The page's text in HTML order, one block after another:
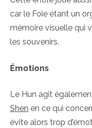
car le Foie étant un
mémoire visuelle qui
les souvenirs.
Émotions
Le Hun agit
Shen en ce qui
évite alors trop